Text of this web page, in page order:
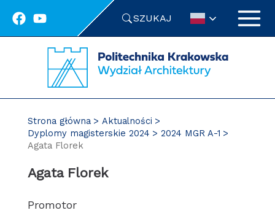
SZUKAJ
Strona główna
Aktualności
Dyplomy magisterskie 2024
2024 MGR A-1
Agata Florek
Agata Florek
Promotor